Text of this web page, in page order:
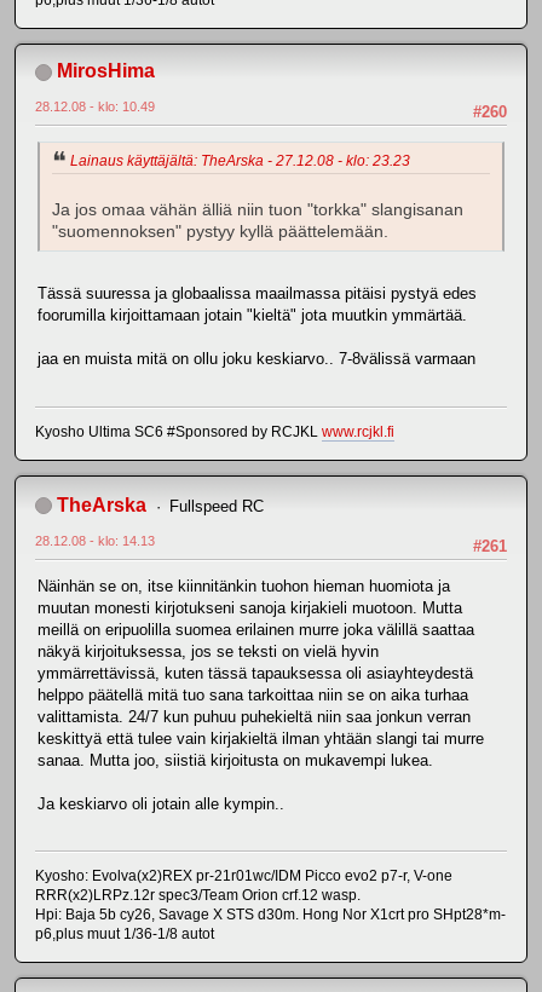
MirosHima
#260
28.12.08 - klo: 10.49
Lainaus käyttäjältä: TheArska - 27.12.08 - klo: 23.23
Ja jos omaa vähän älliä niin tuon "torkka" slangisanan
"suomennoksen" pystyy kyllä päättelemään.
Tässä suuressa ja globaalissa maailmassa pitäisi pystyä edes
foorumilla kirjoittamaan jotain "kieltä" jota muutkin ymmärtää.
jaa en muista mitä on ollu joku keskiarvo.. 7-8välissä varmaan
Kyosho Ultima SC6 #Sponsored by RCJKL www.rcjkl.fi
TheArska Fullspeed RC
#261
28.12.08 - klo: 14.13
Näinhän se on, itse kiinnitänkin tuohon hieman huomiota ja
muutan monesti kirjotukseni sanoja kirjakieli muotoon. Mutta
meillä on eripuolilla suomea erilainen murre joka välillä saattaa
näkyä kirjoituksessa, jos se teksti on vielä hyvin
ymmärrettävissä, kuten tässä tapauksessa oli asiayhteydestä
helppo päätellä mitä tuo sana tarkoittaa niin se on aika turhaa
valittamista. 24/7 kun puhuu puhekieltä niin saa jonkun verran
keskittyä että tulee vain kirjakieltä ilman yhtään slangi tai murre
sanaa. Mutta joo, siistiä kirjoitusta on mukavempi lukea.
Ja keskiarvo oli jotain alle kympin..
Kyosho: Evolva(x2)REX pr-21r01wc/IDM Picco evo2 p7-r, V-one
RRR(x2)LRPz.12r spec3/Team Orion crf.12 wasp.
Hpi: Baja 5b cy26, Savage X STS d30m. Hong Nor X1crt pro SHpt28*m-
p6,plus muut 1/36-1/8 autot